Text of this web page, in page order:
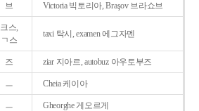
브 Victoria 빅토리아, Braşov 브라쇼브
크스,
ㄱ스
taxi 탁시, examen 에그자멘
즈 ziar 지아르, autobuz 아우토부즈
ㅡ Cheia 케이아
ㅡ Gheorghe 게오르게